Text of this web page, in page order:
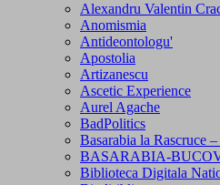
Alexandru Valentin
Anomismia
Antideontologu'
Apostolia
Artizanescu
Ascetic Experience
Aurel Agache
BadPolitics
Basarabia la Rascruce
BASARABIA-
Biblioteca Digitala